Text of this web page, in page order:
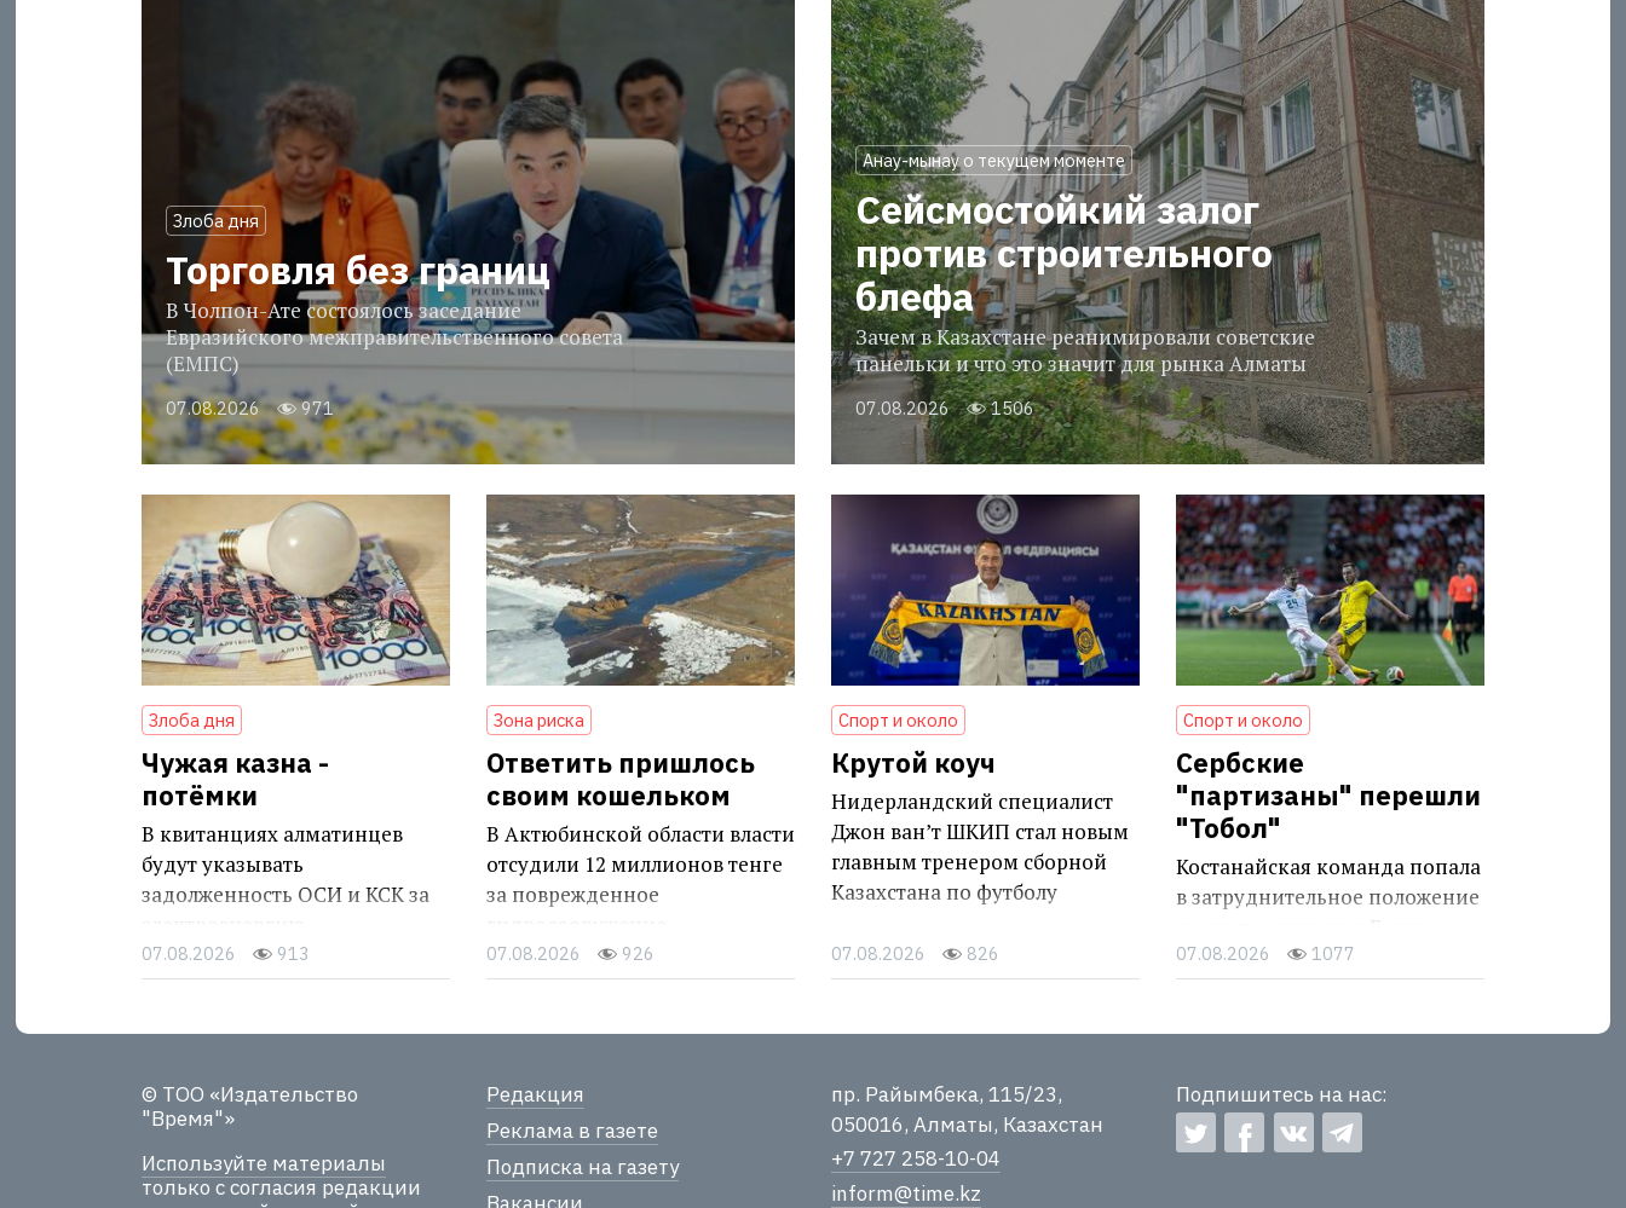
Злоба дня
Торговля без границ
В Чолпон-Ате состоялось заседание
Евразийского межправительственного совета
(ЕМПС)
07.08.2026 971
Анау-мынау о текущем моменте
Сейсмостойкий залог
против строительного
блефа
Зачем в Казахстане реанимировали советские
панельки и что это значит для рынка Алматы
07.08.2026 1506
Злоба дня
Чужая казна -
потёмки
В квитанциях алматинцев
будут указывать
задолженность ОСИ и КСК за
07.08.2026 913
Зона риска
Ответить пришлось
своим кошельком
В Актюбинской области власти
отсудили 12 миллионов тенге
за поврежденное
07.08.2026 926
Спорт и около
Крутой коуч
Нидерландский специалист
Джон ван’т ШКИП стал новым
главным тренером сборной
Казахстана по футболу
07.08.2026 826
Спорт и около
Сербские
"партизаны" перешли
"Тобол"
Костанайская команда попала
в затруднительное положение
после поражения в Белграде
07.08.2026 1077
© ТОО «Издательство
"Время"»
Используйте материалы
только с согласия редакции
Редакция
Реклама в газете
Подписка на газету
пр. Райымбека, 115/23,
050016, Алматы, Казахстан
+7 727 258-10-04
inform@time.kz
Подпишитесь на нас: